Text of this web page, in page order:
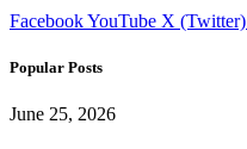
FacebookYouTube X (Twitter)
Popular Posts
June 25, 2026